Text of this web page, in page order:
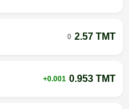
0 2.57 TMT
+0.001 0.953 TMT